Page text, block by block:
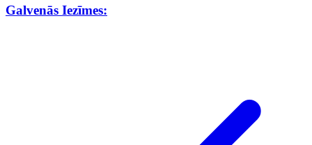
Galvenās Iezīmes: